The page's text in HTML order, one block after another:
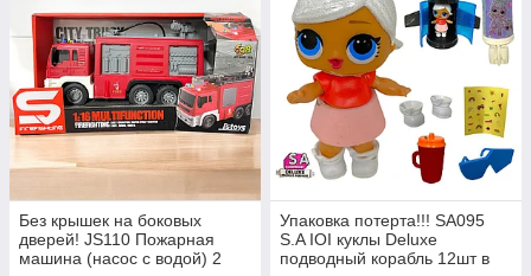
Без крышек на боковых
дверей! JS110 Пожарная
машина (насос с водой) 2
Упаковка потерта!!! SA095
S.A IOI куклы Deluxe
подводный корабль 12шт в